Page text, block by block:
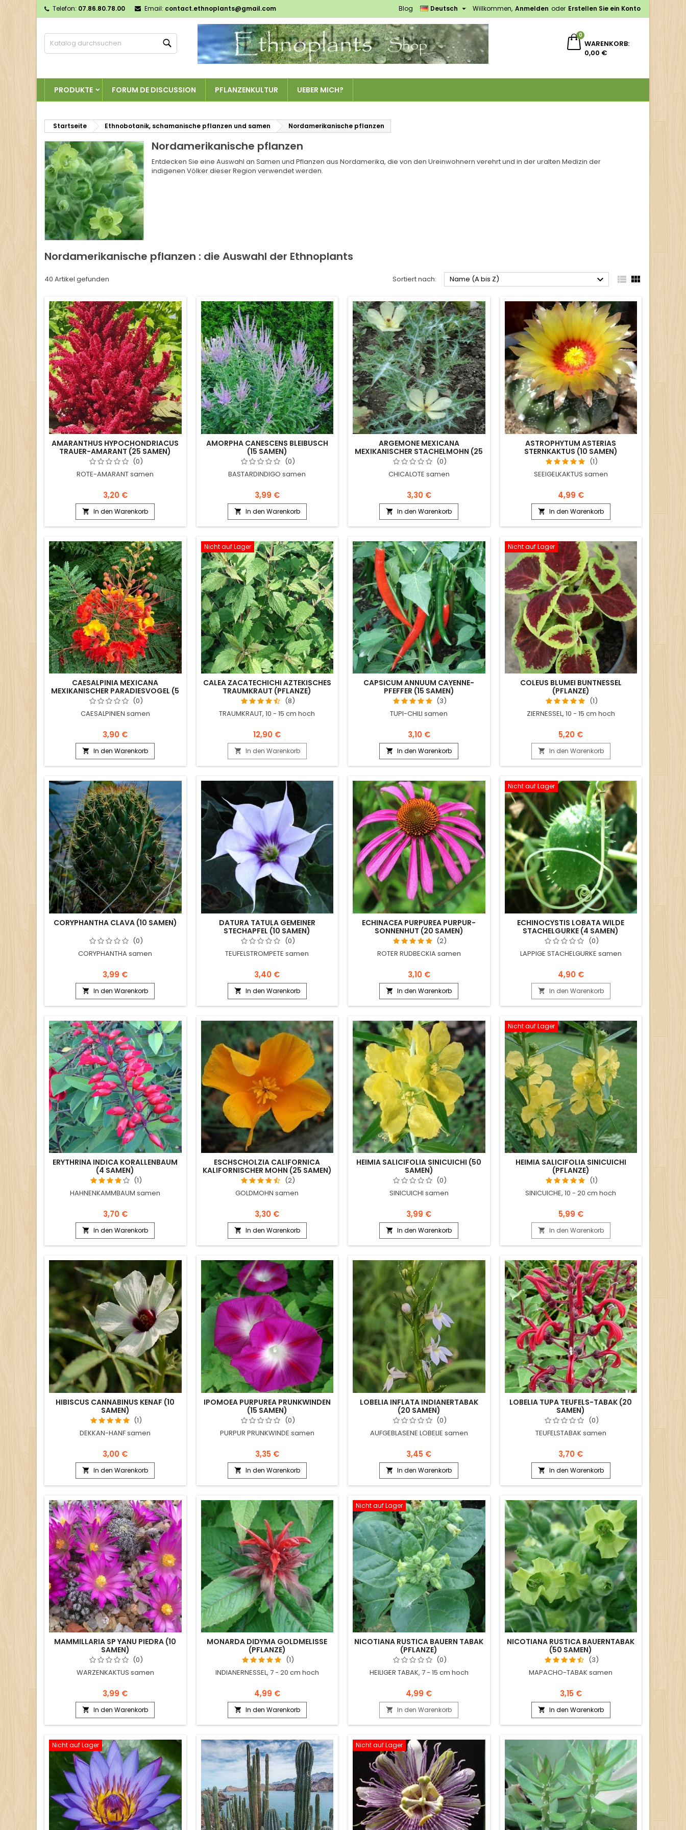
Telefon: 07.86.80.78.00 Email: contact.ethnoplants@gmail.com Willkommen, Anmelden oder Erstellen Sie ein Konto
Deutsch 
Blog
WARENKORB
0
0,00 €
PRODUKTE FORUM DE DISCUSSION PFLANZENKULTUR UEBER MICH?
Startseite Ethnobotanik, schamanische pflanzen und samen Nordamerikanische pflanzen
Nordamerikanische pflanzen
Entdecken Sie eine Auswahl an Samen und Pflanzen aus Nordamerika, die von den Ureinwohnern verehrt und in der uralten Medizin der
indigenen Völker dieser Region verwendet werden.
Nordamerikanische pflanzen : die Auswahl der Ethnoplants
40 Artikel gefunden Sortiert nach: Name (A bis Z)   
AMARANTHUS HYPOCHONDRIACUS
TRAUER-AMARANT (25 SAMEN)
(0)
ROTE-AMARANT samen
3,20 €
 In den Warenkorb
AMORPHA CANESCENS BLEIBUSCH
(15 SAMEN)
(0)
BASTARDINDIGO samen
3,99 €
 In den Warenkorb
ARGEMONE MEXICANA
MEXIKANISCHER STACHELMOHN (25
SAMEN) (0)
CHICALOTE samen
3,30 €
 In den Warenkorb
ASTROPHYTUM ASTERIAS
STERNKAKTUS (10 SAMEN)
(1)
SEEIGELKAKTUS samen
4,99 €
 In den Warenkorb
CAESALPINIA MEXICANA
MEXIKANISCHER PARADIESVOGEL (5
SAMEN) (0)
CAESALPINIEN samen
3,90 €
 In den Warenkorb
Nicht auf Lager
CALEA ZACATECHICHI AZTEKISCHES
TRAUMKRAUT (PFLANZE)
(8)
TRAUMKRAUT, 10 - 15 cm hoch
12,90 €
 In den Warenkorb
CAPSICUM ANNUUM CAYENNE-
PFEFFER (15 SAMEN)
(3)
TUPI-CHILI samen
3,10 €
 In den Warenkorb
Nicht auf Lager
COLEUS BLUMEI BUNTNESSEL
(PFLANZE)
(1)
ZIERNESSEL, 10 - 15 cm hoch
5,20 €
 In den Warenkorb
CORYPHANTHA CLAVA (10 SAMEN)
(0)
CORYPHANTHA samen
3,99 €
 In den Warenkorb
DATURA TATULA GEMEINER
STECHAPFEL (10 SAMEN)
(0)
TEUFELSTROMPETE samen
3,40 €
 In den Warenkorb
ECHINACEA PURPUREA PURPUR-
SONNENHUT (20 SAMEN)
(2)
ROTER RUDBECKIA samen
3,10 €
 In den Warenkorb
Nicht auf Lager
ECHINOCYSTIS LOBATA WILDE
STACHELGURKE (4 SAMEN)
(0)
LAPPIGE STACHELGURKE samen
4,90 €
 In den Warenkorb
ERYTHRINA INDICA KORALLENBAUM
(4 SAMEN)
(1)
HAHNENKAMMBAUM samen
3,70 €
 In den Warenkorb
ESCHSCHOLZIA CALIFORNICA
KALIFORNISCHER MOHN (25 SAMEN)
(2)
GOLDMOHN samen
3,30 €
 In den Warenkorb
HEIMIA SALICIFOLIA SINICUICHI (50
SAMEN)
(0)
SINICUICHI samen
3,99 €
 In den Warenkorb
Nicht auf Lager
HEIMIA SALICIFOLIA SINICUICHI
(PFLANZE)
(1)
SINICUICHE, 10 - 20 cm hoch
5,99 €
 In den Warenkorb
HIBISCUS CANNABINUS KENAF (10
SAMEN)
(1)
DEKKAN-HANF samen
3,00 €
 In den Warenkorb
IPOMOEA PURPUREA PRUNKWINDEN
(15 SAMEN)
(0)
PURPUR PRUNKWINDE samen
3,35 €
 In den Warenkorb
LOBELIA INFLATA INDIANERTABAK
(20 SAMEN)
(0)
AUFGEBLASENE LOBELIE samen
3,45 €
 In den Warenkorb
LOBELIA TUPA TEUFELS-TABAK (20
SAMEN)
(0)
TEUFELSTABAK samen
3,70 €
 In den Warenkorb
MAMMILLARIA SP YANU PIEDRA (10
SAMEN)
(0)
WARZENKAKTUS samen
3,99 €
 In den Warenkorb
MONARDA DIDYMA GOLDMELISSE
(PFLANZE)
(1)
INDIANERNESSEL, 7 - 20 cm hoch
4,99 €
 In den Warenkorb
Nicht auf Lager
NICOTIANA RUSTICA BAUERN TABAK
(PFLANZE)
(0)
HEILIGER TABAK, 7 - 15 cm hoch
4,99 €
 In den Warenkorb
NICOTIANA RUSTICA BAUERNTABAK
(50 SAMEN)
(3)
MAPACHO-TABAK samen
3,15 €
 In den Warenkorb
Nicht auf Lager Nicht auf Lager
Mes listes d'envies ×
add_circle_outline Créer une nouvelle liste
((modalTitle)) ×
((confirmMessage))
((cancelText))
Wunschliste erstellen ×
Name der Wunschliste
Anmelden ×
Sie müssen angemeldet sein, um Artikel Ihrer Wunschliste hinzufügen
zu können.